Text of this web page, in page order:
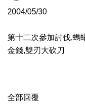
2004/05/30
第十二次參加討伐,螞
金錢,雙刃大砍刀
全部回覆